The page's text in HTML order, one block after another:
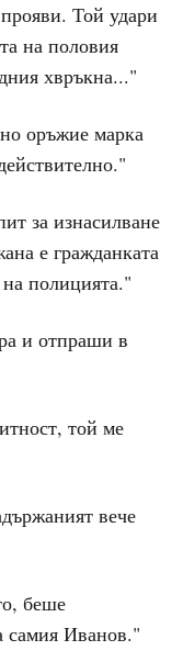
Той удари
на половия
хвръкна..."
оръжие марка
за изнасилване
е гражданката
полицията."
и отпраши в
той ме
вече
беше
самия Иванов."